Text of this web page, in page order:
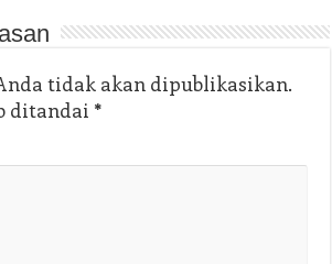
tidak akan dipublikasikan.
ditandai *